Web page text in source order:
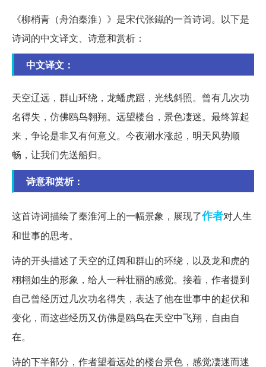
《柳梢青（舟泊秦淮）》是宋代张鎡的一首诗词。以下是
诗词的中文译文、诗意和赏析：
中文译文：
天空辽远，群山环绕，龙蟠虎踞，光线斜照。曾有几次功
名得失，仿佛鸥鸟翱翔。远望楼台，景色凄迷。最终算起
来，争论是非又有何意义。今夜潮水涨起，明天风势顺
畅，让我们先送船归。
诗意和赏析：
这首诗词描绘了秦淮河上的一幅景象，展现了作者对人生
和世事的思考。
诗的开头描述了天空的辽阔和群山的环绕，以及龙和虎的
栩栩如生的形象，给人一种壮丽的感觉。接着，作者提到
自己曾经历过几次功名得失，表达了他在世事中的起伏和
变化，而这些经历又仿佛是鸥鸟在天空中飞翔，自由自
在。
诗的下半部分，作者望着远处的楼台景色，感觉凄迷而迷